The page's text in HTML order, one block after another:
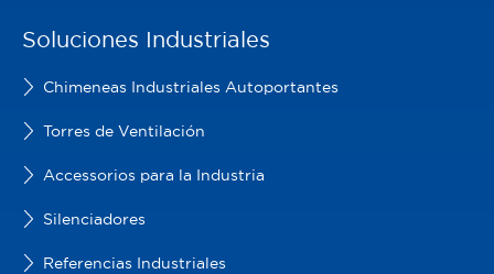
Soluciones Industriales
Chimeneas Industriales Autoportantes
Torres de Ventilación
Accessorios para la Industria
Silenciadores
Referencias Industriales